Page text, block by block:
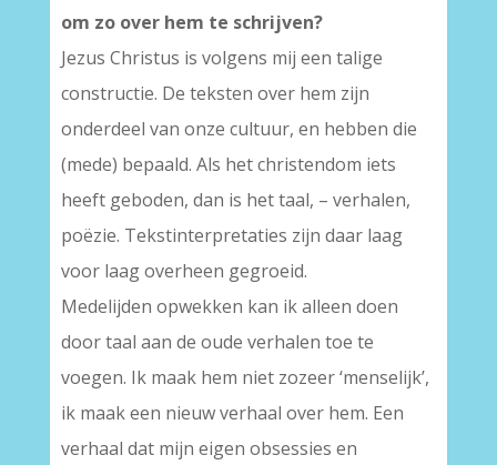
om zo over hem te schrijven?
Jezus Christus is volgens mij een talige
constructie. De teksten over hem zijn
onderdeel van onze cultuur, en hebben die
(mede) bepaald. Als het christendom iets
heeft geboden, dan is het taal, – verhalen,
poëzie. Tekstinterpretaties zijn daar laag
voor laag overheen gegroeid.
Medelijden opwekken kan ik alleen doen
door taal aan de oude verhalen toe te
voegen. Ik maak hem niet zozeer ‘menselijk’,
ik maak een nieuw verhaal over hem. Een
verhaal dat mijn eigen obsessies en